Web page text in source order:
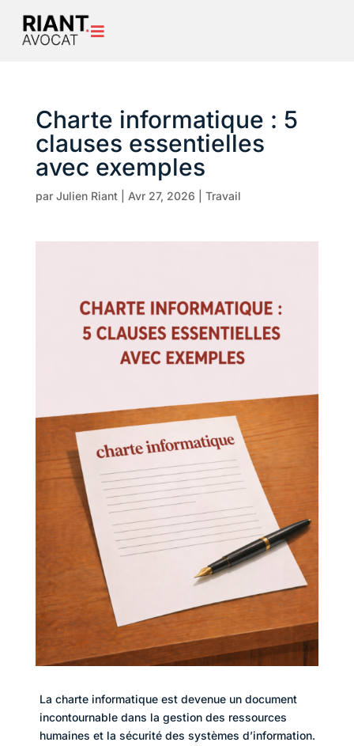

Charte informatique : 5
clauses essentielles
avec exemples
par Julien Riant| Avr 27, 2026 Travail
La charte informatique est devenue un document
incontournable dans la gestion des ressources
humaines et la sécurité des systèmes d’information.